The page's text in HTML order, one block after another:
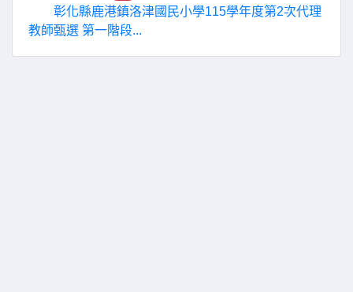
彰化縣鹿港鎮洛津國民小學115學年度第2次代理
教師甄選 第一階段...